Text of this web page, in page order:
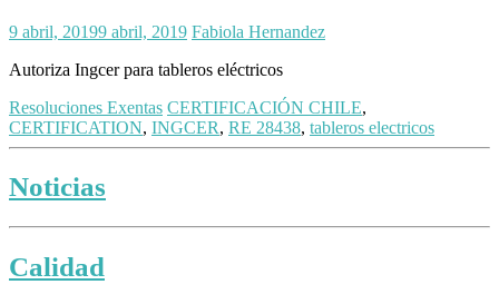
9 abril, 20199 abril, 2019 Fabiola Hernandez
Autoriza Ingcer para tableros eléctricos
Resoluciones Exentas CERTIFICACIÓN CHILE,
CERTIFICATION, INGCER, RE 28438, tableros electricos
Noticias
Calidad